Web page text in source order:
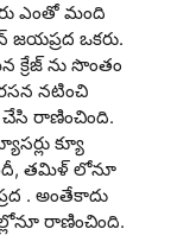
ఎంతో మంది
ఒకరు.
ను సొంతం
నటించి
చేసి రాణించింది.
క్యూ
తమిళ్ లోనూ
. అంతేకాదు
రాణించింది.